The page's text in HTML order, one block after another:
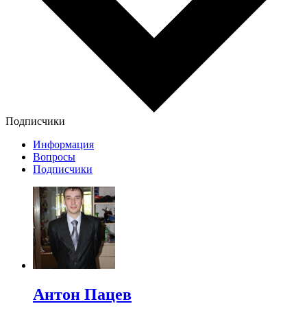
Подписчики
Информация
Вопросы
Подписчики
Антон Пацев